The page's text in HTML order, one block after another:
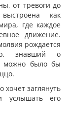
от тревоги до
как
где каждое
движение.
рождается
знавший о
можно было бы
хочет заглянуть
услышать его